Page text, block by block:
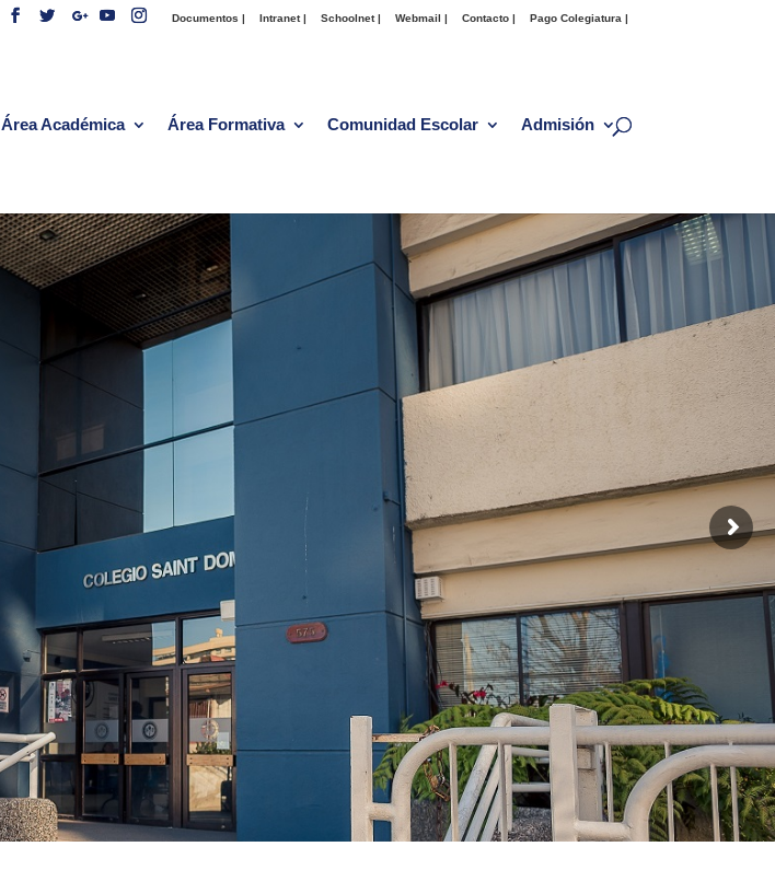
Documentos | Intranet | Schoolnet | Webmail | Contacto | Pago Colegiatura |
Área Académica Área Formativa Comunidad Escolar Admisión